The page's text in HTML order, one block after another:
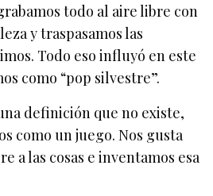
todo al aire libre con
y traspasamos las
Todo eso influyó en este
como “pop silvestre”.
definición que no existe,
como un juego. Nos gusta
a las cosas e inventamos esa